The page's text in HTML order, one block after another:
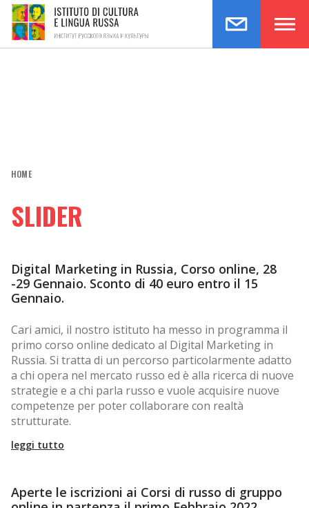
HOME
SLIDER
Digital Marketing in Russia, Corso online, 28
-29 Gennaio. Sconto di 40 euro entro il 15
Gennaio.
Cari amici, il nostro istituto ha messo in programma il
primo corso online dedicato al Digital Marketing in
Russia. Si tratta di un percorso particolarmente adatto
a chi opera nel mercato russo ed è alla ricerca di nuove
strategie e a chi parla russo e vuole acquisire nuove
competenze per poter collaborare con realtà
strutturate.
leggi tutto
Aperte le iscrizioni ai Corsi di russo di gruppo